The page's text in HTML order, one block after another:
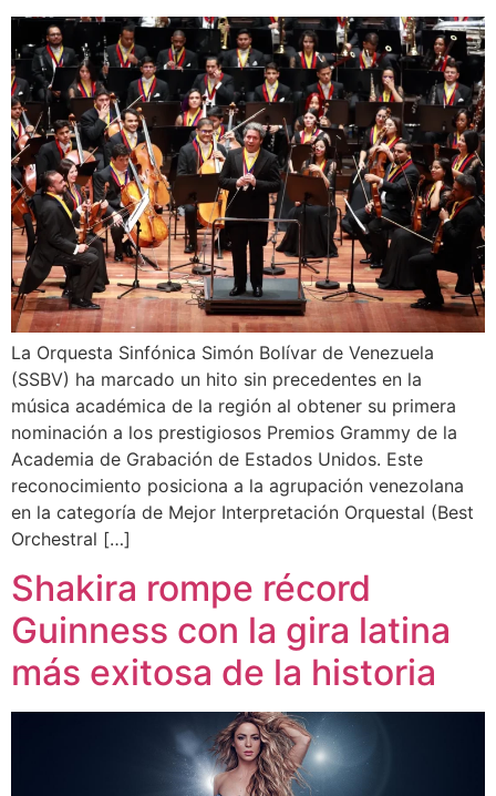
La Orquesta Sinfónica Simón Bolívar de Venezuela
(SSBV) ha marcado un hito sin precedentes en la
música académica de la región al obtener su primera
nominación a los prestigiosos Premios Grammy de la
Academia de Grabación de Estados Unidos. Este
reconocimiento posiciona a la agrupación venezolana
en la categoría de Mejor Interpretación Orquestal (Best
Orchestral […]
Shakira rompe récord
Guinness con la gira latina
más exitosa de la historia